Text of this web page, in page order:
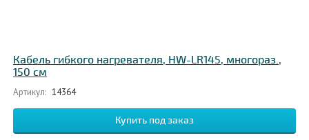
Кабель гибкого нагревателя, HW-LR145, многораз.,
150 см
Артикул: 14364